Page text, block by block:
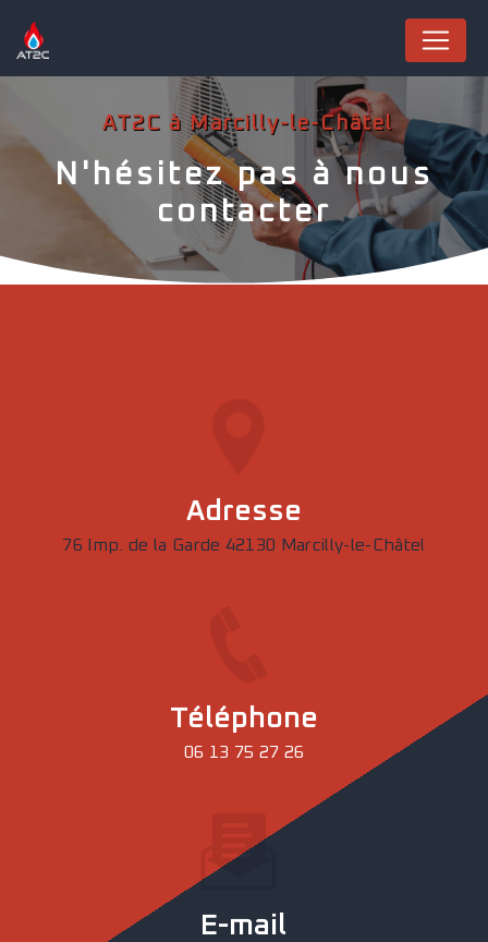
AT2C à Marcilly-le-Châtel
N'hésitez pas à nous
contacter
Adresse
76 Imp. de la Garde 42130 Marcilly-le-Châtel
Téléphone
06 13 75 27 26
E-mail